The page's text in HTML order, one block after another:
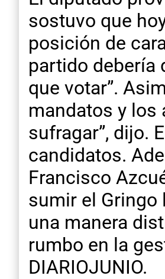
sostuvo que
posición de
partido debería
que votar”.
mandatos y los
sufragar”, dijo.
candidatos.
Francisco
sumir el Gringo
una manera
rumbo en la
DIARIOJUNIO.